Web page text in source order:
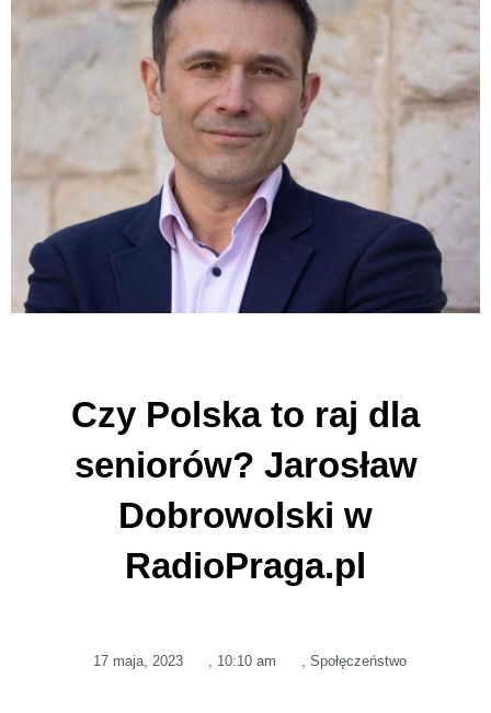
Czy Polska to raj dla
seniorów? Jarosław
Dobrowolski w
RadioPraga.pl
17 maja, 2023 , 10:10 am , Społęczeństwo